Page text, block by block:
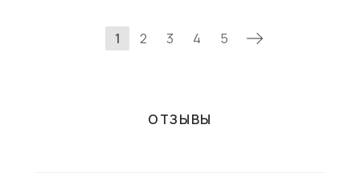
1 2 3 4 5
ОТЗЫВЫ